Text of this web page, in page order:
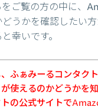
ご覧の方の中に、
どうかを確認したい
幸いです。
ふぁみーるコンタク
使えるのかどうかを
の公式サイトで